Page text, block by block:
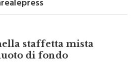
staffetta mista
di fondo